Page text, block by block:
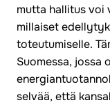
mutta hallitus voi
millaiset
toteutumiselle.
Suomessa, jossa
selvää, että